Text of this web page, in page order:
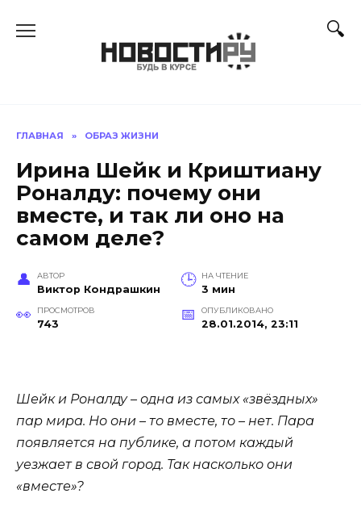
ГЛАВНАЯ » ОБРАЗ ЖИЗНИ
Ирина Шейк и Криштиану
Роналду: почему они
вместе, и так ли оно на
самом деле?
АВТОР
Виктор Кондрашкин
НА ЧТЕНИЕ
3 мин
ПРОСМОТРОВ
743
ОПУБЛИКОВАНО
28.01.2014, 23:11
Шейк и Роналду – одна из самых «звёздных»
пар мира. Но они – то вместе, то – нет. Пара
появляется на публике, а потом каждый
уезжает в свой город. Так насколько они
«вместе»?